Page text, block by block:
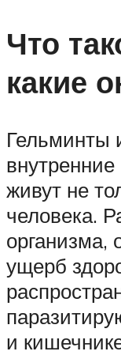
Что
какие
Гельминты
живут не
человека.
организма,
ущерб
и